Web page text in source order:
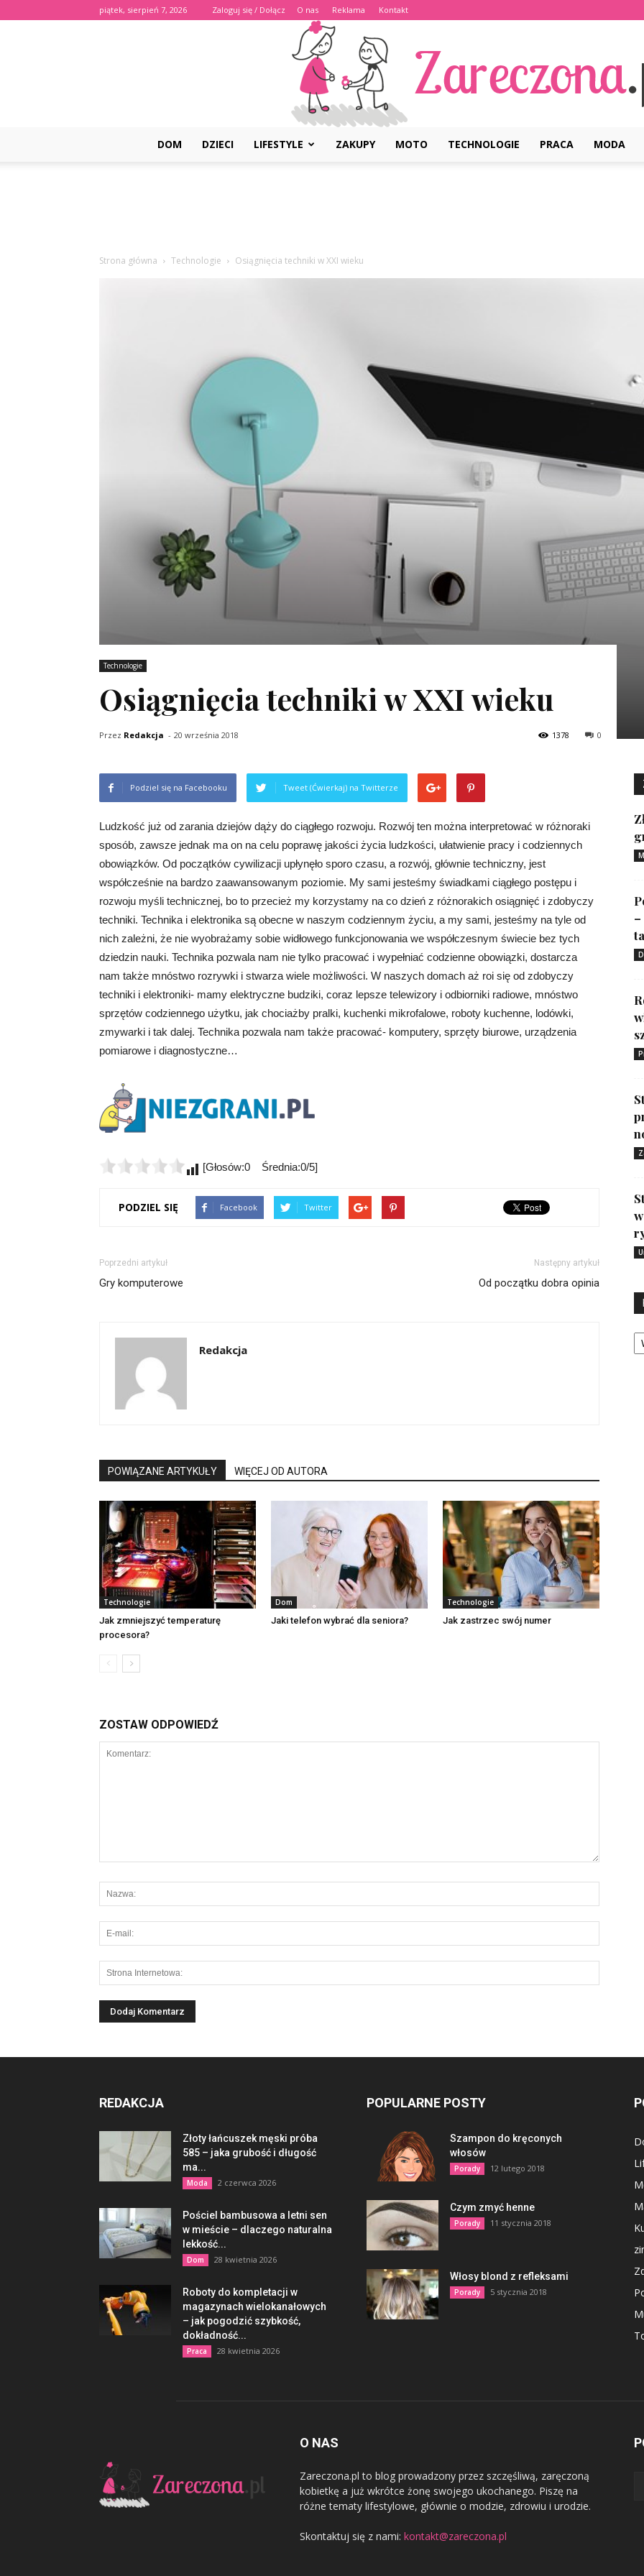
piątek, sierpień 7, 2026 Zaloguj się / Dołącz O nas Reklama Kontakt
DOM DZIECI LIFESTYLE ZAKUPY MOTO TECHNOLOGIE PRACA MODA
Strona główna Technologie Osiągnięcia techniki w XXI wieku
Technologie
Osiągnięcia techniki w XXI wieku
Przez Redakcja - 20 września 2018 0
1378
Podziel się na Facebooku Tweet (Ćwierkaj) na Twitterze
Ludzkość już od zarania dziejów dąży do ciągłego rozwoju. Rozwój ten można interpretować w różnoraki
sposób, zawsze jednak ma on na celu poprawę jakości życia ludzkości, ułatwienie pracy i codziennych
obowiązków. Od początków cywilizacji upłynęło sporo czasu, a rozwój, głównie techniczny, jest
współcześnie na bardzo zaawansowanym poziomie. My sami jesteśmy świadkami ciągłego postępu i
rozwoju myśli technicznej, bo to przecież my korzystamy na co dzień z różnorakich osiągnięć i zdobyczy
techniki. Technika i elektronika są obecne w naszym codziennym życiu, a my sami, jesteśmy na tyle od
nich zależni, że nie wyobrażamy sobie widłowego funkcjonowania we współczesnym świecie bez tych
dziedzin nauki. Technika pozwala nam nie tylko pracować i wypełniać codzienne obowiązki, dostarcza
nam także mnóstwo rozrywki i stwarza wiele możliwości. W naszych domach aż roi się od zdobyczy
techniki i elektroniki- mamy elektryczne budziki, coraz lepsze telewizory i odbiorniki radiowe, mnóstwo
sprzętów codziennego użytku, jak chociażby pralki, kuchenki mikrofalowe, roboty kuchenne, lodówki,
zmywarki i tak dalej. Technika pozwala nam także pracować- komputery, sprzęty biurowe, urządzenia
pomiarowe i diagnostyczne…
[Głosów:0 Średnia:0/5]
PODZIEL SIĘ Facebook Twitter
Poprzedni artykuł
Gry komputerowe
Następny artykuł
Od początku dobra opinia
Redakcja
POWIĄZANE ARTYKUŁY WIĘCEJ OD AUTORA
Technologie
Jak zmniejszyć temperaturę
procesora?
Dom
Jaki telefon wybrać dla seniora?
Technologie
Jak zastrzec swój numer
ZOSTAW ODPOWIEDŹ
REDAKCJA
Złoty łańcuszek męski próba
585 – jaka grubość i długość
ma...
Moda 2 czerwca 2026
Pościel bambusowa a letni sen
w mieście – dlaczego naturalna
lekkość...
Dom 28 kwietnia 2026
Roboty do kompletacji w
magazynach wielokanałowych
– jak pogodzić szybkość,
dokładność...
Praca 28 kwietnia 2026
POPULARNE POSTY
Szampon do kręconych
włosów
Porady 12 lutego 2018
Czym zmyć henne
Porady 11 stycznia 2018
Włosy blond z refleksami
Porady 5 stycznia 2018
O NAS
Zareczona.pl to blog prowadzony przez szczęśliwą, zaręczoną
kobietkę a już wkrótce żonę swojego ukochanego. Piszę na
różne tematy lifestylowe, głównie o modzie, zdrowiu i urodzie.
Skontaktuj się z nami: kontakt@zareczona.pl